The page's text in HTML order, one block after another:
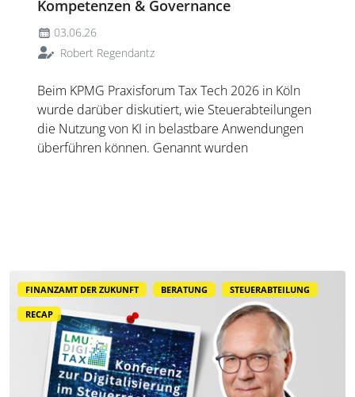
Kompetenzen & Governance
03.06.26
Robert Regendantz
Beim KPMG Praxisforum Tax Tech 2026 in Köln
wurde darüber diskutiert, wie Steuerabteilungen
die Nutzung von KI in belastbare Anwendungen
überführen können. Genannt wurden
FINANZAMT DER ZUKUNFT BERATUNG STEUERABTEILUNG
RECAP